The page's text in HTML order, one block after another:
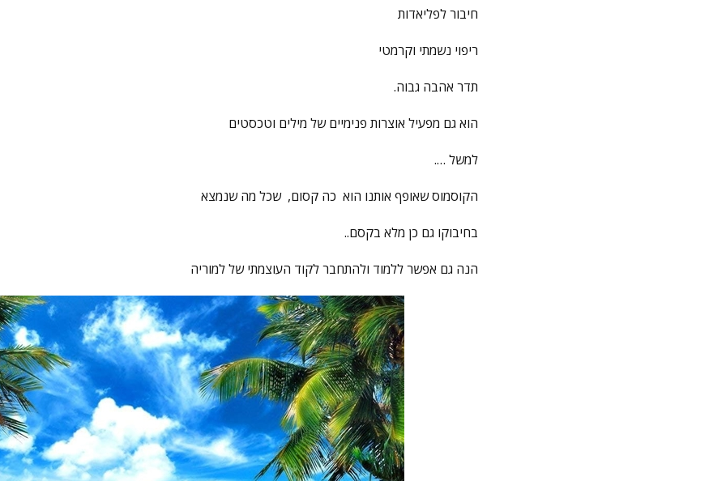
חיבור לפליאדות
ריפוי נשמתי וקרמטי
תדר אהבה גבוה.
הוא גם מפעיל אוצרות פנימיים של מילים וטכסטים
למשל ….
הקוסמוס שאופף אותנו הוא כה קסום, שכל מה שנמצא
בחיבוקו גם כן מלא בקסם..
הנה גם אפשר ללמוד ולהתחבר לקוד העוצמתי של למוריה